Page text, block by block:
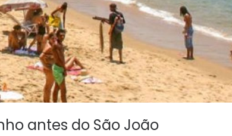
antes do São João